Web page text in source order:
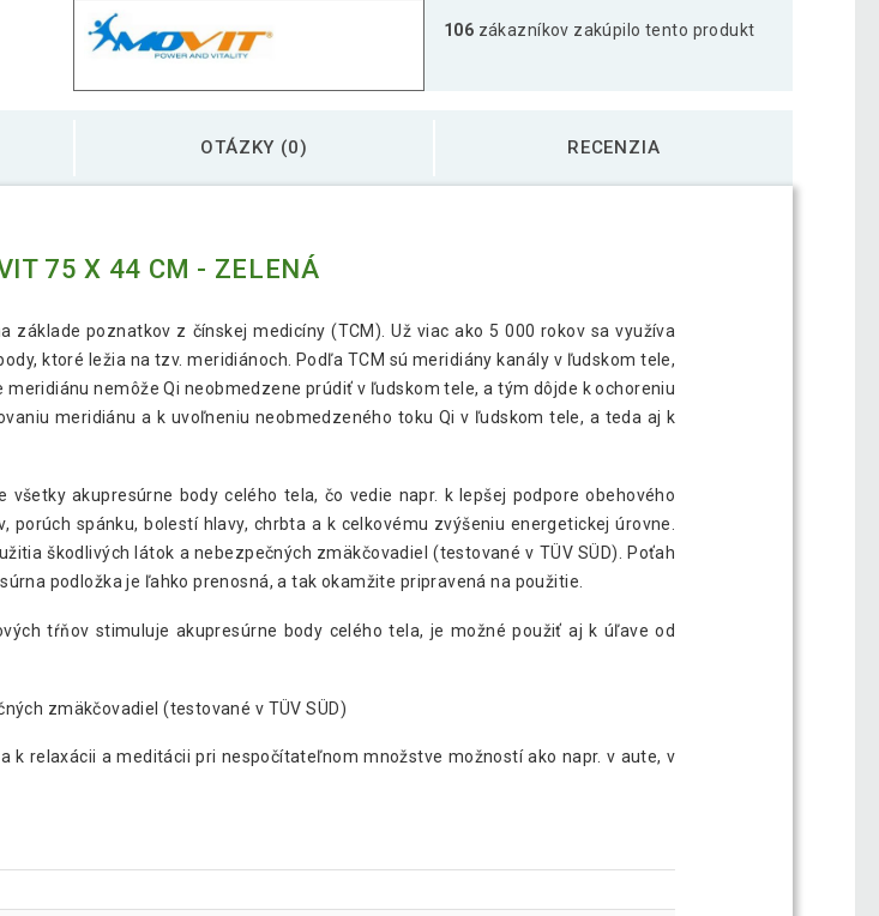
Akupresúrna podložka s vankúšom MOVIT 75 x 44 cm - svetlá
modrá
Akupresúrna podložka s vankúšom MOVIT 75 x 44 cm -
tyrkysová
106 zákazníkov zakúpilo tento produkt
OTÁZKY (0) RECENZIA
75 X 44 CM - ZELENÁ
základe poznatkov z čínskej medicíny (TCM). Už viac ako 5 000 rokov sa využíva
ktoré ležia na tzv. meridiánoch. Podľa TCM sú meridiány kanály v ľudskom tele,
nemôže Qi neobmedzene prúdiť v ľudskom tele, a tým dôjde k ochoreniu
meridiánu a k uvoľneniu neobmedzeného toku Qi v ľudskom tele, a teda aj k
akupresúrne body celého tela, čo vedie napr. k lepšej podpore obehového
spánku, bolestí hlavy, chrbta a k celkovému zvýšeniu energetickej úrovne.
škodlivých látok a nebezpečných zmäkčovadiel (testované v TÜV SÜD). Poťah
podložka je ľahko prenosná, a tak okamžite pripravená na použitie.
tŕňov stimuluje akupresúrne body celého tela, je možné použiť aj k úľave od
zmäkčovadiel (testované v TÜV SÜD)
k relaxácii a meditácii pri nespočítateľnom množstve možností ako napr. v aute, v